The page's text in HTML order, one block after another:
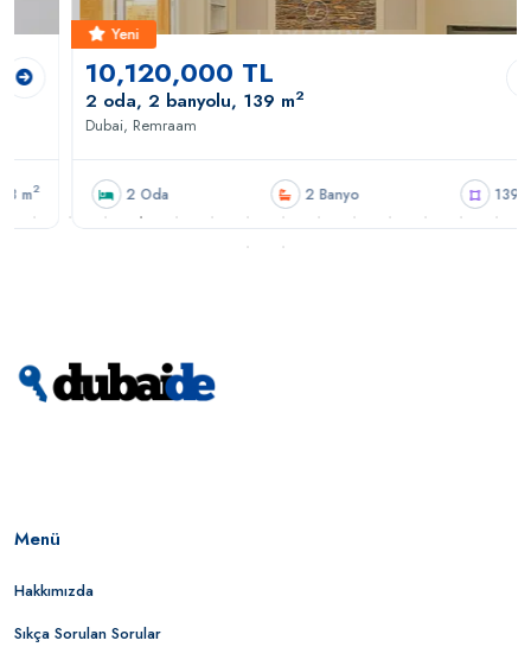
10,120,000 TL
2 oda, 2 banyolu, 139 m2
Dubai, Remraam
2 Oda 2 Banyo 139 m2
Menü
Hakkımızda
Sıkça Sorulan Sorular